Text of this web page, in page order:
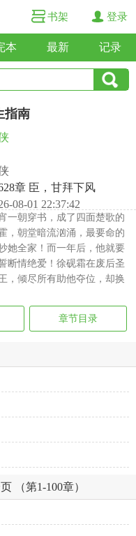
书架 登录
本 最新 记录
指南
章 臣，甘拜下风
08-01 22:37:42
一朝穿书，成了四面楚歌的
朝堂暗流汹涌，最要命的
她全家！而一年后，他就要
断情绝爱！徐砚霜在废后圣
，倾尽所有助他夺位，却换
章节目录
（第1-100章）